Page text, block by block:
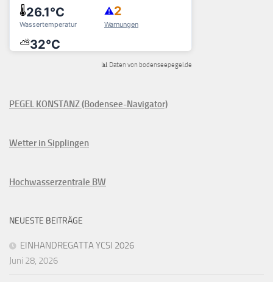
📊 Daten von bodenseepegel.de
PEGEL KONSTANZ (Bodensee-Navigator)
Wetter in Sipplingen
Hochwasserzentrale BW
NEUESTE BEITRÄGE
EINHANDREGATTA YCSI 2026
Juni 28, 2026